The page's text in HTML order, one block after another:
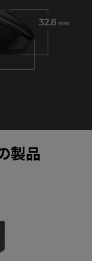
製品